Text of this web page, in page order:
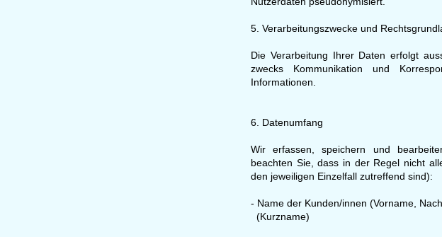
5. Verarbeitungszwecke und
Die Verarbeitung Ihrer Daten erfolgt
zwecks Kommunikation und
Informationen.
6. Datenumfang
Wir erfassen, speichern und
beachten Sie, dass in der Regel nicht
den jeweiligen Einzelfall zutreffend sind):
- Name der Kunden/innen (Vorname,
(Kurzname)